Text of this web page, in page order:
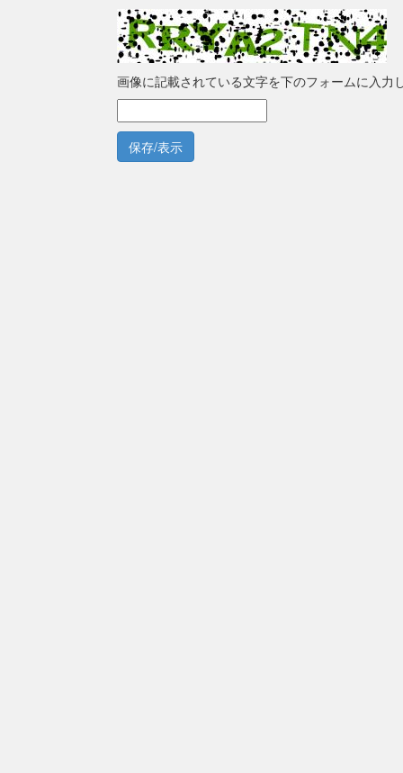
画像に記載されている文字を下のフォームに入力
保存/表示